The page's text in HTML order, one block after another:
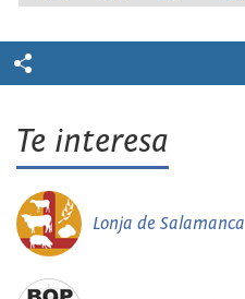
Te interesa
Lonja de Salamanca